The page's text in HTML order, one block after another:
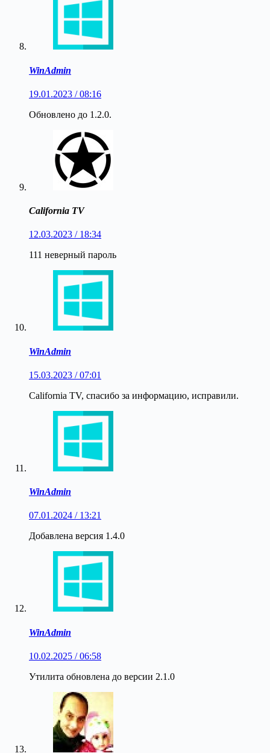
WinAdmin
19.01.2023 / 08:16
Обновлено до 1.2.0.
California TV
12.03.2023 / 18:34
111 неверный пароль
WinAdmin
15.03.2023 / 07:01
California TV, спасибо за информацию, исправили.
WinAdmin
07.01.2024 / 13:21
Добавлена версия 1.4.0
WinAdmin
10.02.2025 / 06:58
Утилита обновлена до версии 2.1.0